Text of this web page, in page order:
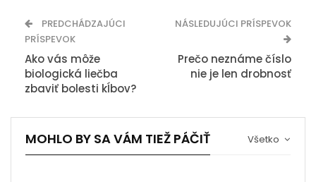
PREDCHÁDZAJÚCI
PRÍSPEVOK
Ako vás môže
biologická liečba
zbaviť bolesti kĺbov?
NÁSLEDUJÚCI PRÍSPEVOK
Prečo neznáme číslo
nie je len drobnosť
Všetko
MOHLO BY SA VÁM TIEŽ PÁČIŤ